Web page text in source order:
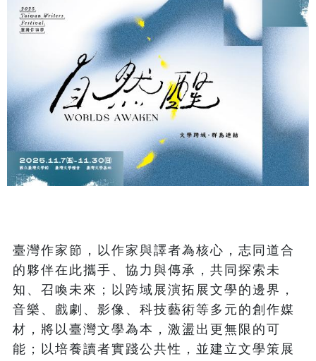
臺灣作家節，以作家與譯者為核心，志同道合
的夥伴在此攜手、協力與傳承，共同探索未
知、召喚未來；以跨域展演拓展文學的邊界，
音樂、戲劇、影像、科技藝術等多元的創作媒
材，將以臺灣文學為本，激盪出更無限的可
能；以培養讀者實踐公共性，並建立文學策展